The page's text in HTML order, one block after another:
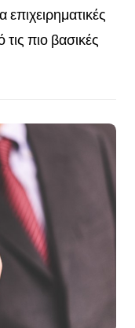
πιο βασικές